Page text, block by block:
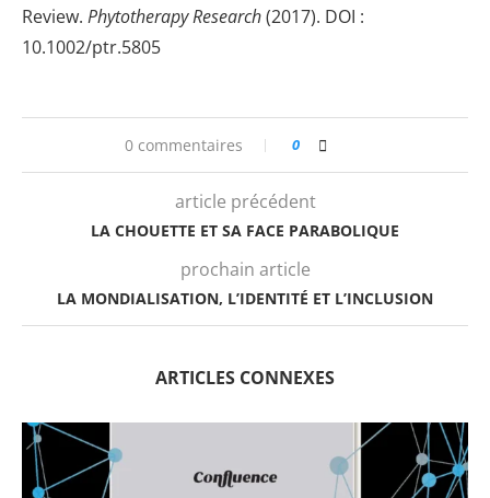
Review. Phytotherapy Research(2017). DOI :
10.1002/ptr.5805
0 commentaires 0
article précédent
LA CHOUETTE ET SA FACE PARABOLIQUE
prochain article
LA MONDIALISATION, L’IDENTITÉ ET L’INCLUSION
ARTICLES CONNEXES